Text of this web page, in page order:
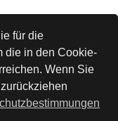
für die
die in den Cookie-
Wenn Sie